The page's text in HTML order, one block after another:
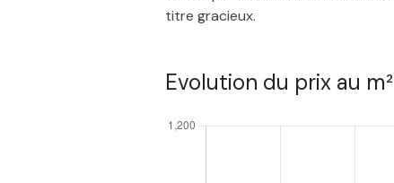
titre gracieux.
Evolution du prix au m²